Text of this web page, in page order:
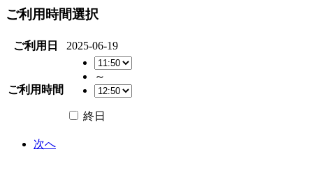
ご利用時間選択
ご利用日 2025-06-19
ご利用時間
～
終日
次へ